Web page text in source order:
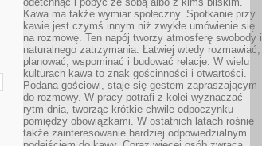
Kawa ma także wymiar społeczny. Spotkanie przy
kawie jest czymś innym niż zwykłe umówienie się
na rozmowę. Ten napój tworzy atmosferę swobody i
naturalnego zatrzymania. Łatwiej wtedy rozmawiać,
planować, wspominać i budować relacje. W wielu
kulturach kawa to znak gościnności i otwartości.
Podana gościowi, staje się gestem zapraszającym
do rozmowy. W pracy potrafi z kolei wyznaczać
rytm dnia, tworząc krótkie chwile odpoczynku
pomiędzy obowiązkami. W ostatnich latach rośnie
także zainteresowanie bardziej odpowiedzialnym